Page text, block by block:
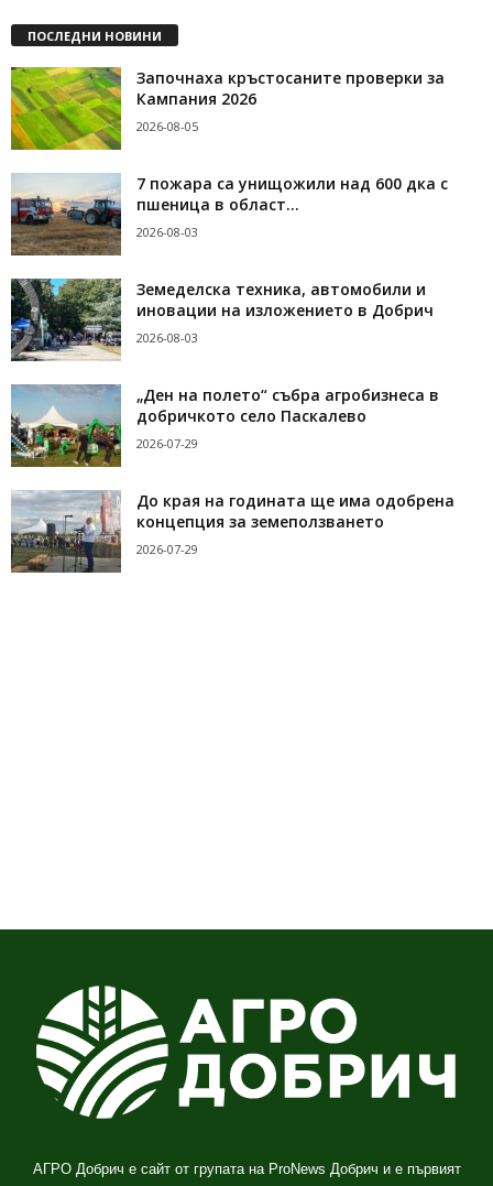
ПОСЛЕДНИ НОВИНИ
Започнаха кръстосаните проверки за
Кампания 2026
2026-08-05
7 пожара са унищожили над 600 дка с
пшеница в област...
2026-08-03
Земеделска техника, автомобили и
иновации на изложението в Добрич
2026-08-03
„Ден на полето“ събра агробизнеса в
добричкото село Паскалево
2026-07-29
До края на годината ще има одобрена
концепция за земеползването
2026-07-29
АГРО Добрич е сайт от групата на ProNews Добрич и е първият